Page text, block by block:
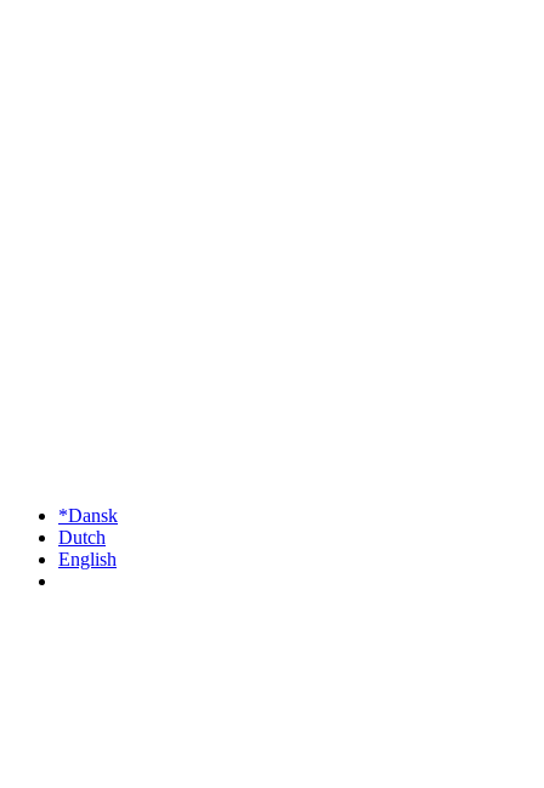
*Dansk
Dutch
English